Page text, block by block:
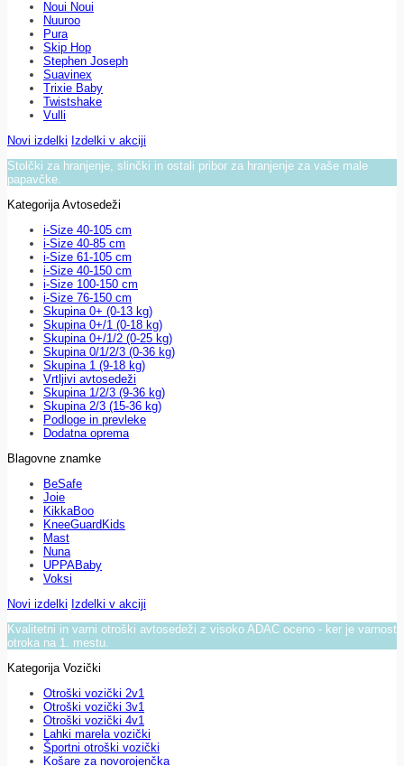
Noui Noui
Nuuroo
Pura
Skip Hop
Stephen Joseph
Suavinex
Trixie Baby
Twistshake
Vulli
Novi izdelki Izdelki v akciji
Stolčki za hranjenje, slinčki in ostali pribor za hranjenje za vaše male
papavčke.
Kategorija Avtosedeži
i-Size 40-105 cm
i-Size 40-85 cm
i-Size 61-105 cm
i-Size 40-150 cm
i-Size 100-150 cm
i-Size 76-150 cm
Skupina 0+ (0-13 kg)
Skupina 0+/1 (0-18 kg)
Skupina 0+/1/2 (0-25 kg)
Skupina 0/1/2/3 (0-36 kg)
Skupina 1 (9-18 kg)
Vrtljivi avtosedeži
Skupina 1/2/3 (9-36 kg)
Skupina 2/3 (15-36 kg)
Podloge in prevleke
Dodatna oprema
Blagovne znamke
BeSafe
Joie
KikkaBoo
KneeGuardKids
Mast
Nuna
UPPABaby
Voksi
Novi izdelki Izdelki v akciji
Kvalitetni in varni otroški avtosedeži z visoko ADAC oceno - ker je varnost
otroka na 1. mestu.
Kategorija Vozički
Otroški vozički 2v1
Otroški vozički 3v1
Otroški vozički 4v1
Lahki marela vozički
Športni otroški vozički
Košare za novorojenčka